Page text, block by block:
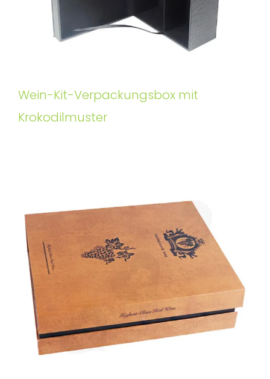
Wein-Kit-Verpackungsbox mit
Krokodilmuster